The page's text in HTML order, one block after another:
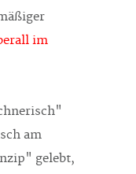
im
am
gelebt,